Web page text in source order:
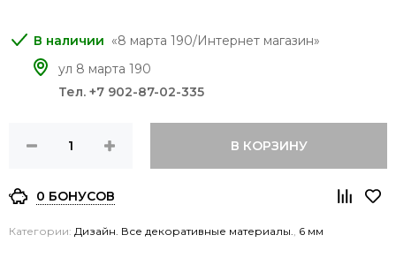
8 марта 190/Интернет магазин
ул 8 марта 190
Тел. +7 902-87-02-335
В КОРЗИНУ
0 БОНУСОВ
Категории: Дизайн. Все декоративные материалы., 6 мм